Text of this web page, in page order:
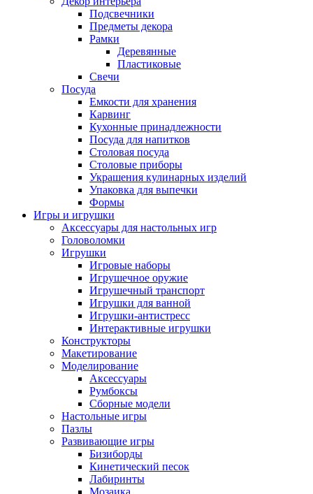
Подсвечники
Предметы декора
Рамки
Деревянные
Пластиковые
Свечи
Посуда
Емкости для хранения
Карвинг
Кухонные принадлежности
Посуда для напитков
Столовая посуда
Столовые приборы
Украшения кулинарных изделий
Упаковка для выпечки
Формы
Игры и игрушки
Аксессуары для настольных игр
Головоломки
Игрушки
Игровые наборы
Игрушечное оружие
Игрушечный транспорт
Игрушки для ванной
Игрушки-антистресс
Интерактивные игрушки
Конструкторы
Макетирование
Моделирование
Аксессуары
Румбоксы
Сборные модели
Настольные игры
Пазлы
Развивающие игры
Бизиборды
Кинетический песок
Лабиринты
Мозаика